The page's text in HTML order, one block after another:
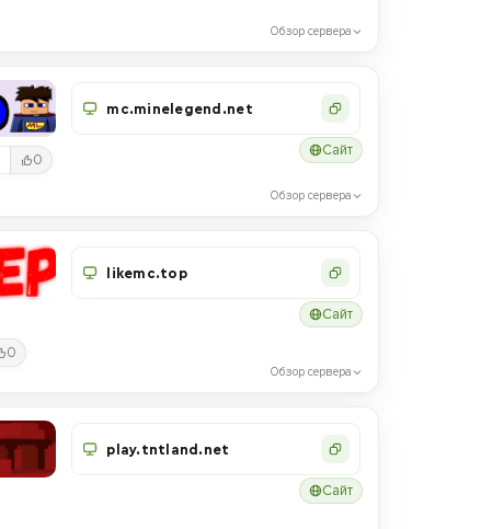
Обзор сервера
0
mc.minelegend.net
Сайт
Обзор сервера
0
likemc.top
Сайт
Обзор сервера
play.tntland.net
Сайт